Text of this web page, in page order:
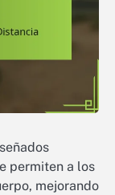
permiten a los
mejorando